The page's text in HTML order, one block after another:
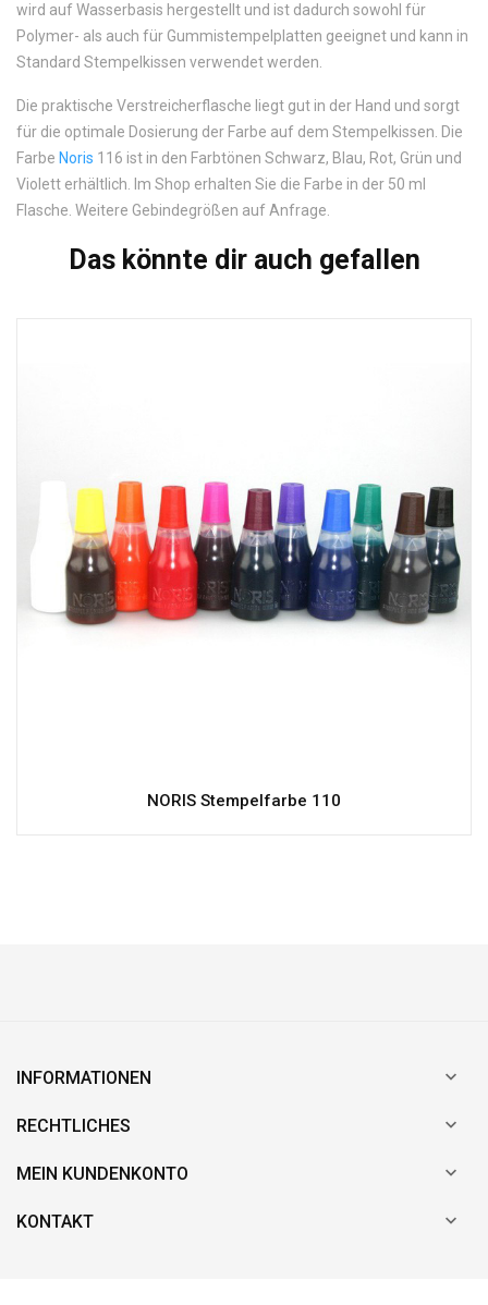
wird auf Wasserbasis hergestellt und ist dadurch sowohl für
Polymer- als auch für Gummistempelplatten geeignet und kann in
Standard Stempelkissen verwendet werden.
Die praktische Verstreicherflasche liegt gut in der Hand und sorgt
für die optimale Dosierung der Farbe auf dem Stempelkissen. Die
Farbe Noris 116 ist in den Farbtönen Schwarz, Blau, Rot, Grün und
Violett erhältlich. Im Shop erhalten Sie die Farbe in der 50 ml
Flasche. Weitere Gebindegrößen auf Anfrage.
Das könnte dir auch gefallen
NORIS Stempelfarbe 110
INFORMATIONEN 
RECHTLICHES 
MEIN KUNDENKONTO 
KONTAKT 